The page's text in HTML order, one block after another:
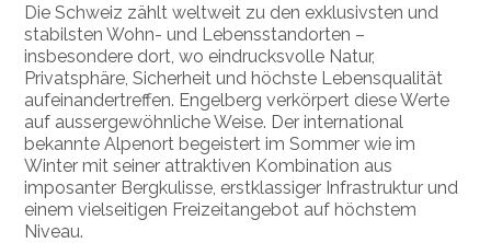
Die Schweiz zählt weltweit zu den exklusivsten und
stabilsten Wohn- und Lebensstandorten –
insbesondere dort, wo eindrucksvolle Natur,
Privatsphäre, Sicherheit und höchste Lebensqualität
aufeinandertreffen. Engelberg verkörpert diese Werte
auf aussergewöhnliche Weise. Der international
bekannte Alpenort begeistert im Sommer wie im
Winter mit seiner attraktiven Kombination aus
imposanter Bergkulisse, erstklassiger Infrastruktur und
einem vielseitigen Freizeitangebot auf höchstem
Niveau.